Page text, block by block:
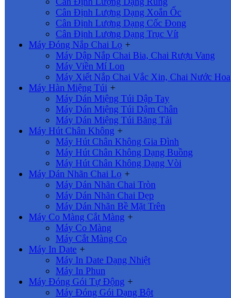
Cân Định Lượng Dạng Xoắn Ốc
Cân Định Lượng Dạng Cốc Đong
Cân Định Lượng Dạng Trục Vít
Máy Đóng Nắp Chai Lọ +
Máy Dập Nắp Chai Bia, Chai Rượu Vang
Máy Viền Mí Lon
Máy Xiết Nắp Chai Vắc Xin, Chai Nước Hoa
Máy Hàn Miệng Túi +
Máy Dán Miệng Túi Dập Tay
Máy Dán Miệng Túi Dậm Chân
Máy Dán Miệng Túi Băng Tải
Máy Hút Chân Không +
Máy Hút Chân Không Gia Đình
Máy Hút Chân Không Dạng Buồng
Máy Hút Chân Không Dạng Vòi
Máy Dán Nhãn Chai Lọ +
Máy Dán Nhãn Chai Tròn
Máy Dán Nhãn Chai Dẹp
Máy Dán Nhãn Bề Mặt Trên
Máy Co Màng Cắt Màng +
Máy Co Màng
Máy Cắt Màng Co
Máy In Date +
Máy In Date Dạng Nhiệt
Máy In Phun
Máy Đóng Gói Tự Động +
Máy Đóng Gói Dạng Bột